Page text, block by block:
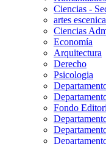
Ciencias -
artes
Ciencias
Economía
Arquitectura
Derecho
Psicologia
Fondo